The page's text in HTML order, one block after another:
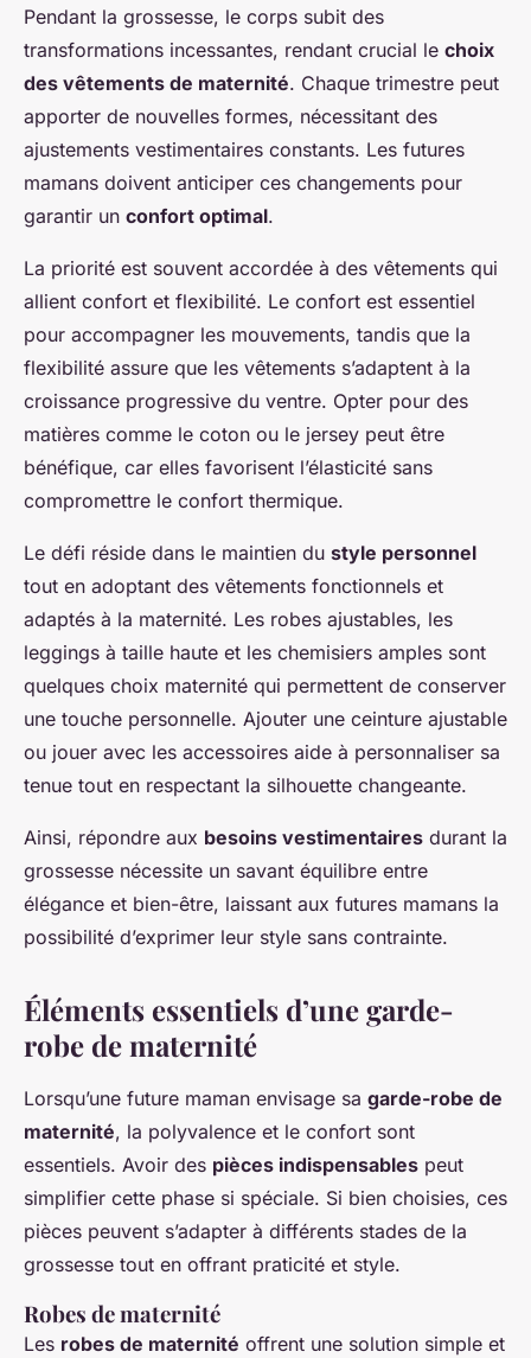
Pendant la grossesse, le corps subit des
transformations incessantes, rendant crucial le choix
des vêtements de maternité. Chaque trimestre peut
apporter de nouvelles formes, nécessitant des
ajustements vestimentaires constants. Les futures
mamans doivent anticiper ces changements pour
garantir un confort optimal.
La priorité est souvent accordée à des vêtements qui
allient confort et flexibilité. Le confort est essentiel
pour accompagner les mouvements, tandis que la
flexibilité assure que les vêtements s’adaptent à la
croissance progressive du ventre. Opter pour des
matières comme le coton ou le jersey peut être
bénéfique, car elles favorisent l’élasticité sans
compromettre le confort thermique.
Le défi réside dans le maintien du style personnel
tout en adoptant des vêtements fonctionnels et
adaptés à la maternité. Les robes ajustables, les
leggings à taille haute et les chemisiers amples sont
quelques choix maternité qui permettent de conserver
une touche personnelle. Ajouter une ceinture ajustable
ou jouer avec les accessoires aide à personnaliser sa
tenue tout en respectant la silhouette changeante.
Ainsi, répondre aux besoins vestimentaires durant la
grossesse nécessite un savant équilibre entre
élégance et bien-être, laissant aux futures mamans la
possibilité d’exprimer leur style sans contrainte.
Éléments essentiels d’une garde-
robe de maternité
Lorsqu’une future maman envisage sa garde-robe de
maternité, la polyvalence et le confort sont
essentiels. Avoir des pièces indispensables peut
simplifier cette phase si spéciale. Si bien choisies, ces
pièces peuvent s’adapter à différents stades de la
grossesse tout en offrant praticité et style.
Robes de maternité
Les robes de maternité offrent une solution simple et